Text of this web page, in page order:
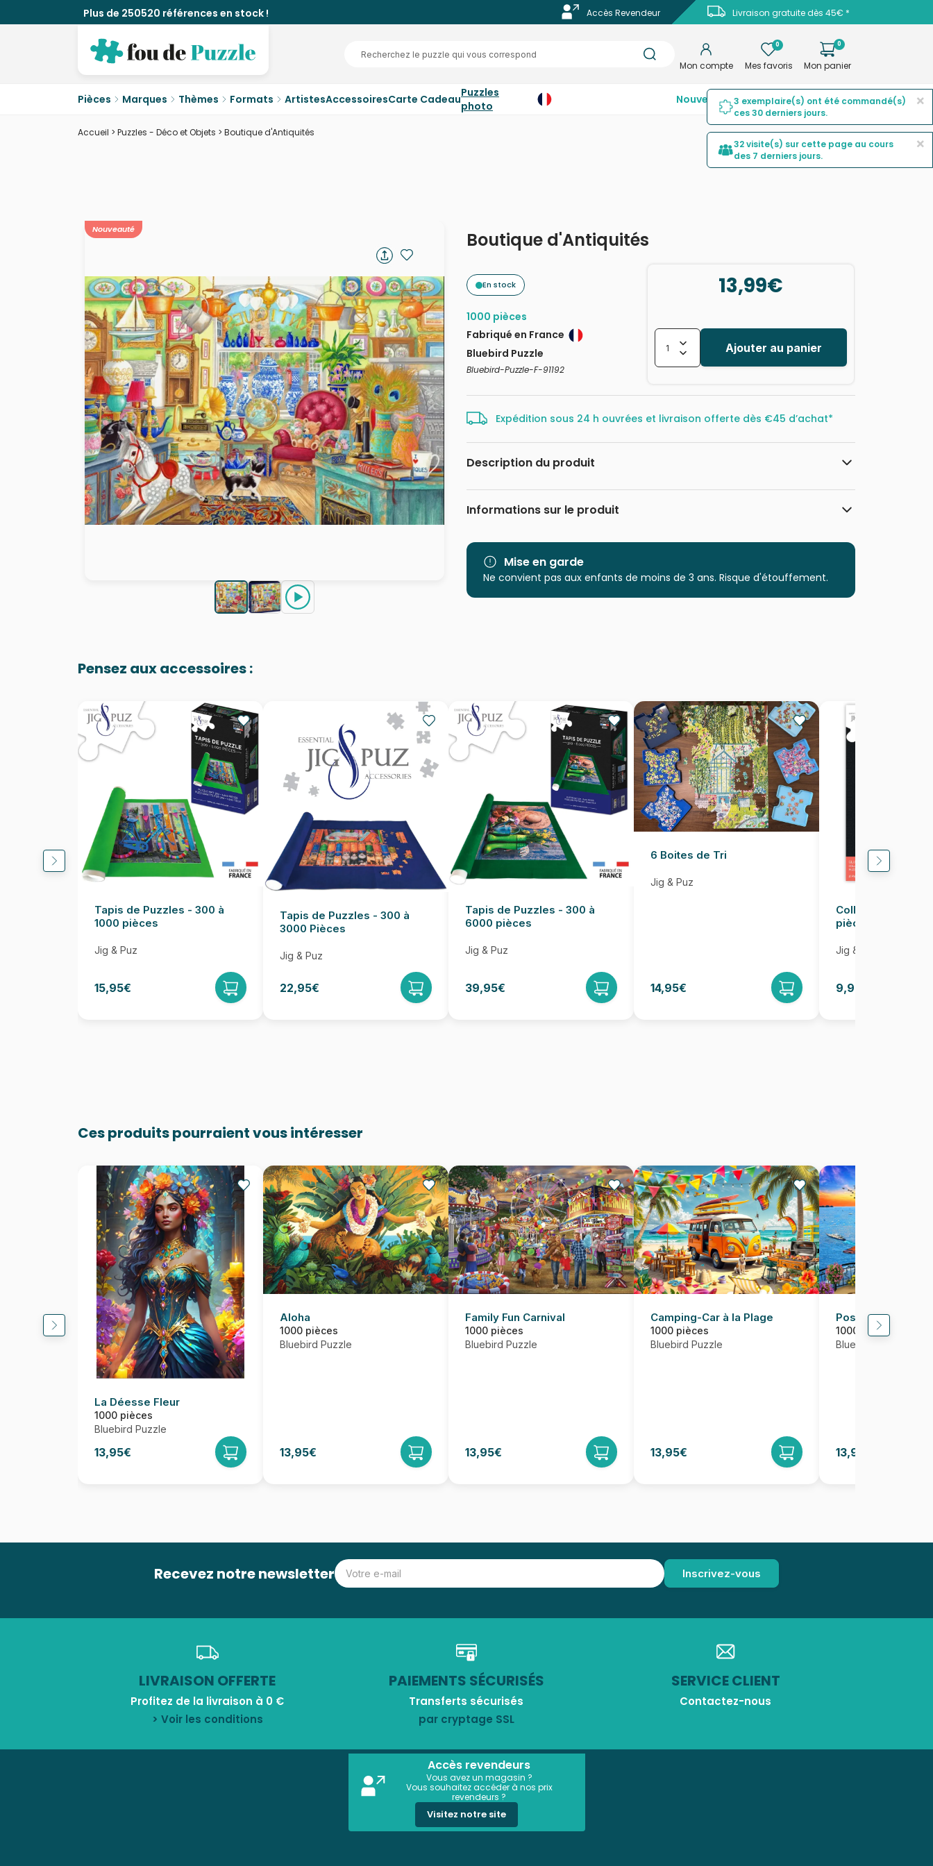
Plus de 250520 références en stock ! Livraison gratuite dès 45€ *
Accès Revendeur
Mon compte
0
Mes favoris
0
Mon panier
Pièces Marques Thèmes Formats ArtistesAccessoiresCarte CadeauPuzzles
photo
NouveautésTop ventesPromotions
Accueil > Puzzles - Déco et Objets > Boutique d'Antiquités
Nouveauté Boutique d'Antiquités
En stock
1000 pièces
Fabriqué en France
Bluebird Puzzle
Bluebird-Puzzle-F-91192
13,99€
Ajouter au panier
Expédition sous 24 h ouvrées et livraison offerte dès €45 d’achat*
Description du produit
Claire Comerford / IBD Licensing UK
Informations sur le produit
Catégorie
Age
Puzzle pour Adultes (500 à 48.000
pièces)
Mise en garde
Ne convient pas aux enfants de moins de 3 ans. Risque d'étouffement.
Pensez aux accessoires :
Tapis de Puzzles - 300 à
1000 pièces
Jig & Puz
15,95€
Tapis de Puzzles - 300 à
3000 Pièces
Jig & Puz
22,95€
Tapis de Puzzles - 300 à
6000 pièces
Jig & Puz
39,95€
6 Boites de Tri
Jig & Puz
14,95€
Colle pour Puzzle
pièces
Jig & Puz
9,95€
Ces produits pourraient vous intéresser
La Déesse Fleur
1000 pièces
Bluebird Puzzle
13,95€
Aloha
1000 pièces
Bluebird Puzzle
13,95€
Family Fun Carnival
1000 pièces
Bluebird Puzzle
13,95€
Camping-Car à la Plage
1000 pièces
Bluebird Puzzle
13,95€
Positano Italy
1000 pièces
Bluebird Puzzle
13,95€
Recevez notre newsletter
LIVRAISON OFFERTE
Profitez de la livraison à 0 €
> Voir les conditions
PAIEMENTS SÉCURISÉS
Transferts sécurisés
par cryptage SSL
SERVICE CLIENT
Contactez-nous
Accès revendeurs
Vous avez un magasin ?
Vous souhaitez accéder à nos prix
revendeurs ?
Visitez notre site
×
3 exemplaire(s) ont été commandé(s)
ces 30 derniers jours.
×
32 visite(s) sur cette page au cours
des 7 derniers jours.